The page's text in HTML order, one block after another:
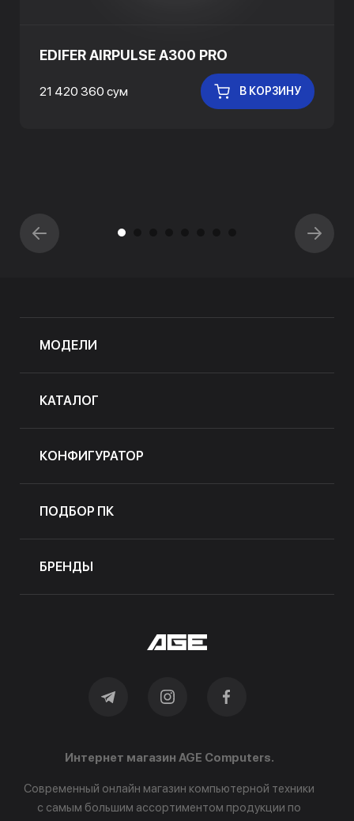
EDIFER AIRPULSE A300 PRO
21 420 360 сум В КОРЗИНУ
МОДЕЛИ
КАТАЛОГ
КОНФИГУРАТОР
ПОДБОР ПК
БРЕНДЫ
Интернет магазин AGE Computers.
Современный онлайн магазин компьютерной техники
с самым большим ассортиментом продукции по